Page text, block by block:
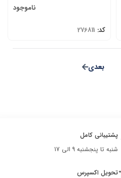
ناموجود
کد: 276811
پشتیبانی کامل
شنبه تا پنجشنبه 9 الی 17
تحویل اکسپرس